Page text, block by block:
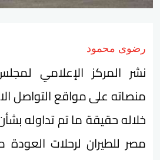
رضوى محمود
نشر المركز الإعلامي لمجلس
منصاته على مواقع التواصل
خلاله حقيقة ما تم تداوله
مصر للطيران لرحلات العودة